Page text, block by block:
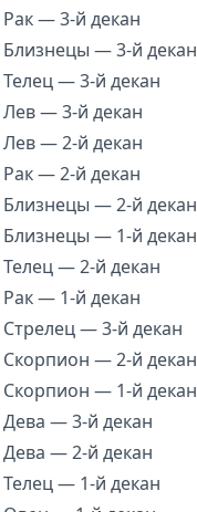
Рак — 3-й декан
Близнецы — 3-й декан
Телец — 3-й декан
Лев — 3-й декан
Лев — 2-й декан
Рак — 2-й декан
Близнецы — 2-й декан
Близнецы — 1-й декан
Телец — 2-й декан
Рак — 1-й декан
Стрелец — 3-й декан
Скорпион — 2-й декан
Скорпион — 1-й декан
Дева — 3-й декан
Дева — 2-й декан
Телец — 1-й декан